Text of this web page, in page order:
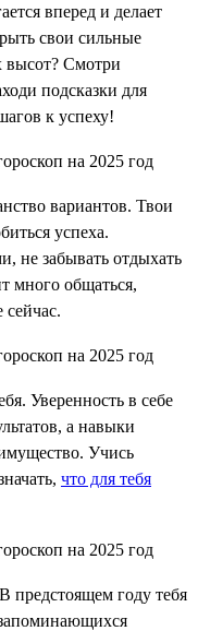
вперед и делает
свои сильные
высот? Смотри
подсказки для
к успеху!
вариантов. Твои
успеха.
не забывать отдыхать
много общаться,
сейчас.
Уверенность в себе
а навыки
Учись
что для тебя
предстоящем году тебя